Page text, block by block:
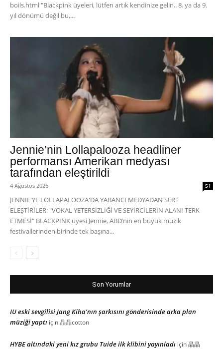
boils.html "Blackpink üyeleri, lütfen artık kendinize gelin.. 8. ya da 9.
yıl dönümü değil bu,...
Jennie’nin Lollapalooza headliner
performansı Amerikan medyası
tarafından eleştirildi
4 Ağustos 2026 51
JENNIE'YE LOLLAPALOOZA'DA YABANCI MEDYADAN SERT
ELEŞTİRİLER: "VOKAL YETERSİZLİĞİ VE SEYİRCİLERİN ALANI TERK
ETMESİ" BLACKPINK üyesi Jennie, ABD’nin en büyük müzik
festivallerinden birinde tek başına...
Son Yorumlar
IU eski sevgilisi Jang Kiha’nın şarkısını gönderisinde arka plan
müziği yaptı için晶晶cotton
HYBE altındaki yeni kız grubu Tuide ilk klibini yayınladı için晶晶